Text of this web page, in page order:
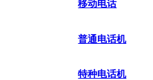
移动电话
普通电话机
特种电话机